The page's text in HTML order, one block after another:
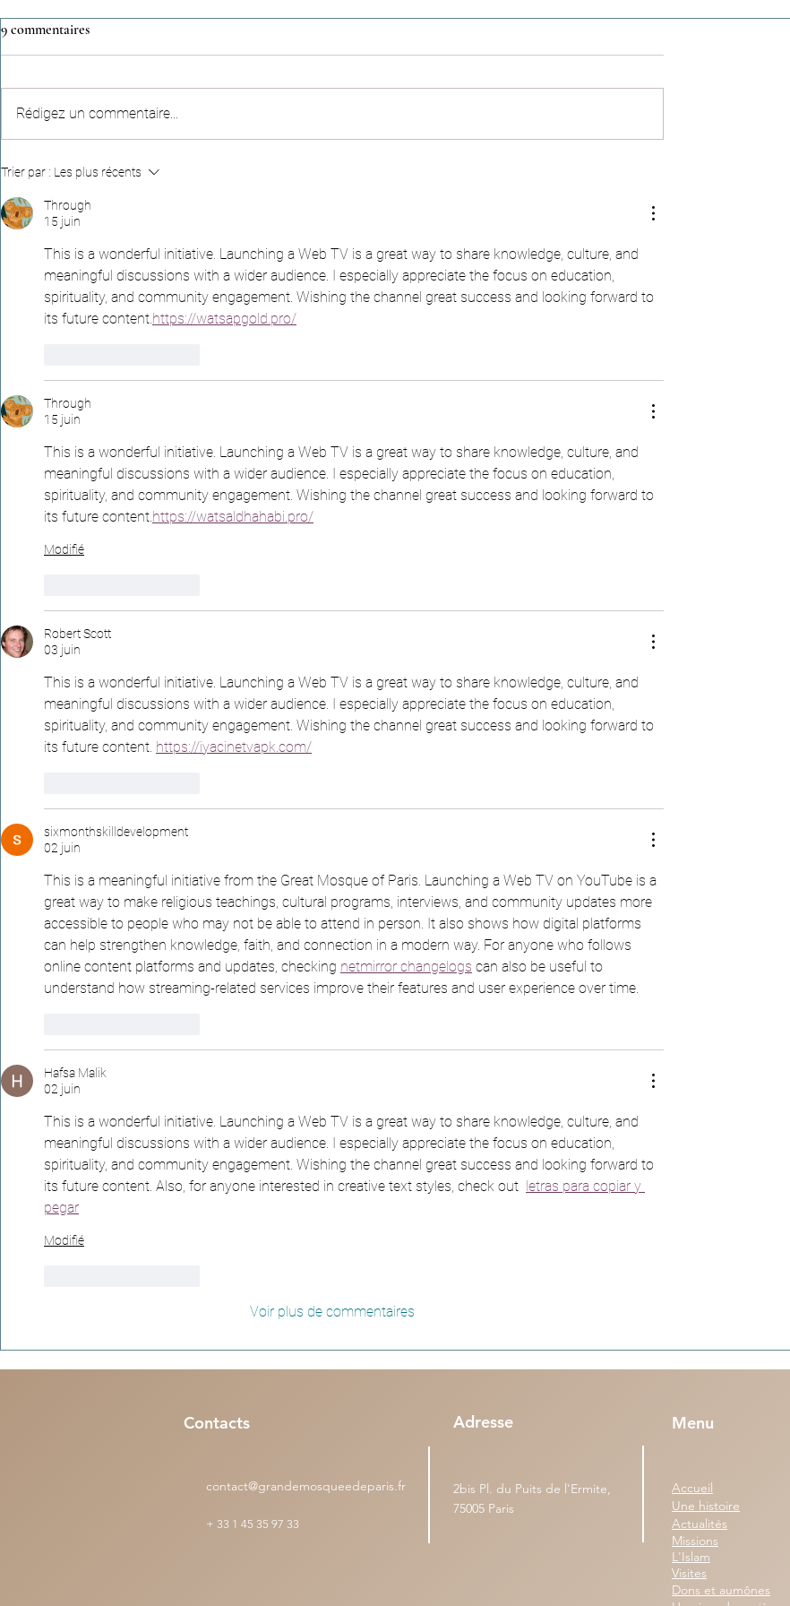
Hadiths apocryphes (n°4) -
les bonnes œuvres,comme le feu
consume le bois"
à Paris, Lyon, Marseille et Lille
9 commentaires
Rédigez un commentaire...
Trier par : Les plus récents
Through
15 juin
This is a wonderful initiative. Launching a Web TV is a great way to share knowledge, culture, and
meaningful discussions with a wider audience. I especially appreciate the focus on education,
spirituality, and community engagement. Wishing the channel great success and looking forward to
its future content. https://watsapgold.pro/
Through
15 juin
This is a wonderful initiative. Launching a Web TV is a great way to share knowledge, culture, and
meaningful discussions with a wider audience. I especially appreciate the focus on education,
spirituality, and community engagement. Wishing the channel great success and looking forward to
its future content https://watsaldhahabi.pro/
Modifié
Robert Scott
03 juin
This is a wonderful initiative. Launching a Web TV is a great way to share knowledge, culture, and
meaningful discussions with a wider audience. I especially appreciate the focus on education,
spirituality, and community engagement. Wishing the channel great success and looking forward to
its future content. https://iyacinetvapk.com/
sixmonthskilldevelopment
02 juin
This is a meaningful initiative from the Great Mosque of Paris. Launching a Web TV on YouTube is a
great way to make religious teachings, cultural programs, interviews, and community updates more
accessible to people who may not be able to attend in person. It also shows how digital platforms
can help strengthen knowledge, faith, and connection in a modern way. For anyone who follows
online content platforms and updates, checking netmirror changelogs can also be useful to
understand how streaming-related services improve their features and user experience over time.
Hafsa Malik
02 juin
This is a wonderful initiative. Launching a Web TV is a great way to share knowledge, culture, and
meaningful discussions with a wider audience. I especially appreciate the focus on education,
spirituality, and community engagement. Wishing the channel great success and looking forward to
its future content. Also, for anyone interested in creative text styles, check out letras para copiar y
pegar
Modifié
Voir plus de commentaires
Contacts Adresse Menu
contact@grandemosqueedeparis.fr
+ 33 1 45 35 97 33
2bis Pl. du Puits de l'Ermite,
75005 Paris
Accueil
Une histoire
Actualités
Missions
L'Islam
Visites
Dons et aumônes